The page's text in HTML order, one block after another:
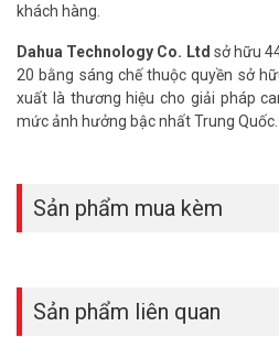
khách hàng.
Dahua Technology Co. Ltd sở hữu
20 bằng sáng chế thuộc quyền sở
xuất là thương hiệu cho giải pháp
mức ảnh hưởng bậc nhất Trung Quốc.
Sản phẩm mua kèm
Sản phẩm liên quan